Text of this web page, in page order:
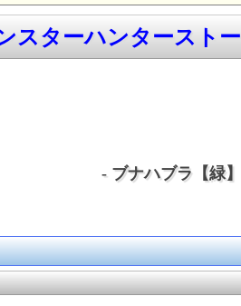
スターハンタースト
- ブナハブラ【緑